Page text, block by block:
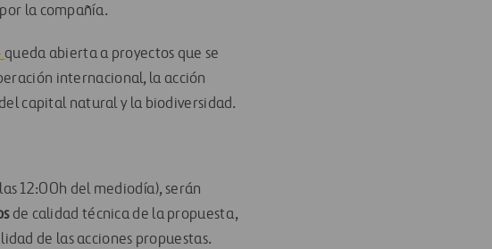
la compañía.
queda abierta a proyectos que se
internacional, la acción
capital natural y la biodiversidad.
12:00h del mediodía), serán
de calidad técnica de la propuesta,
de las acciones propuestas.